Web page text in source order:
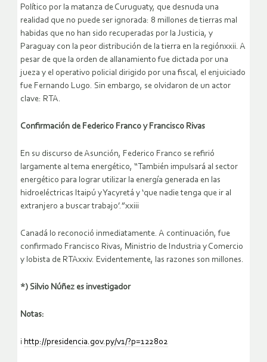
Político por la matanza de Curuguaty, que desnuda una
realidad que no puede ser ignorada: 8 millones de tierras mal
habidas que no han sido recuperadas por la Justicia, y
Paraguay con la peor distribución de la tierra en la regiónxxii. A
pesar de que la orden de allanamiento fue dictada por una
jueza y el operativo policial dirigido por una fiscal, el enjuiciado
fue Fernando Lugo. Sin embargo, se olvidaron de un actor
clave: RTA.
Confirmación de Federico Franco y Francisco Rivas
En su discurso de Asunción, Federico Franco se refirió
largamente al tema energético, “También impulsará al sector
energético para lograr utilizar la energía generada en las
hidroeléctricas Itaipú y Yacyretá y ‘que nadie tenga que ir al
extranjero a buscar trabajo’.”xxiii
Canadá lo reconoció inmediatamente. A continuación, fue
confirmado Francisco Rivas, Ministrio de Industria y Comercio
y lobista de RTAxxiv. Evidentemente, las razones son millones.
*) Silvio Núñez es investigador
Notas:
i http://presidencia.gov.py/v1/?p=122802